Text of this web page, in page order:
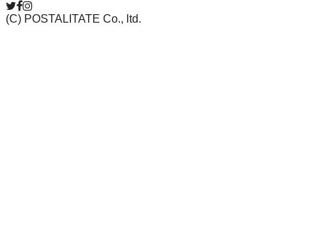
(C) POSTALITATE Co., ltd.